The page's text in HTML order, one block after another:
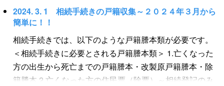
とが義務付けられました。（不動産登記法第７６条の
５） また、令和８年４月１日より前に住所等を変更した
場合であっても、変更登記をしていない場合には義務化
の対象となり、令和１０年３月３１日までに変更登記を
していただく必要があります。 ＜住所・氏名の変更登
記をしないと反則金の請求が！＞ 法務局が住所や氏名変
動産の所有権名義人が亡くなった場合に、②相続や遺贈
などで所有権を取得した者について、③所有権を取得し
たことを知ってから３年以内、となります。 このように
相続登記が必要な場合は相続登記の専門家司法書士にご
相談ください。 ＜相続登記義務の条件＞ ①不動産の所有
権名義人が亡くなった場合 ②相続や遺贈などで所有権を
2024. 3. 1 相続手続きの戸籍収集～２０２４年３月から
簡単に！！
相続手続きでは、以下のような戸籍謄本類が必要です。
＜相続手続きに必要とされる戸籍謄本類＞ 1.亡くなった
方の出生から死亡までの戸籍謄本・改製原戸籍謄本・除
籍謄本 2.亡くなった方の住民票（除票）～相続登記のみ